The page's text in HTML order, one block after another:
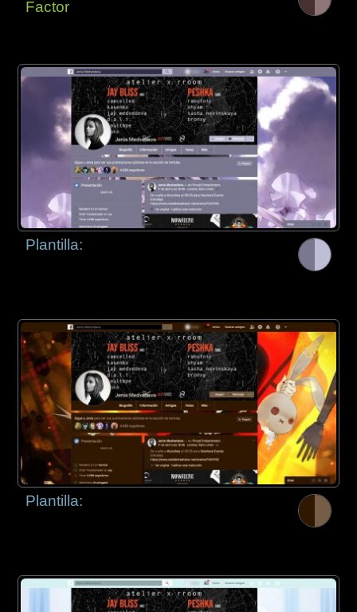
Factor
Plantilla:
Plantilla: